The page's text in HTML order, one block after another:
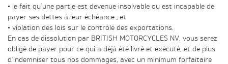
• le fait qu'une partie est devenue insolvable ou est incapable de
payer ses dettes à leur échéance ; et
• violation des lois sur le contrôle des exportations.
En cas de dissolution par BRITISH MOTORCYCLES NV, vous serez
obligé de payer pour ce qui a déjà été livré et exécuté, et de plus
d'indemniser tous nos dommages, avec un minimum forfaitaire